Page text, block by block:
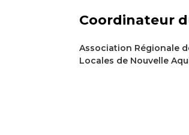
Coordinateur
Association Régionale
Locales de Nouvelle